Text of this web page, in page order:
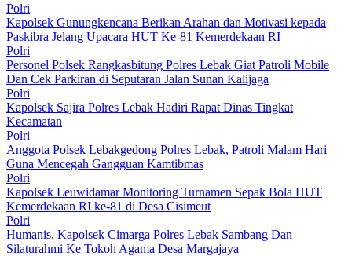
Polri
‎Kapolsek Gunungkencana Berikan Arahan dan Motivasi kepada
Paskibra Jelang Upacara HUT Ke-81 Kemerdekaan RI
Polri
Personel Polsek Rangkasbitung Polres Lebak Giat Patroli Mobile
Dan Cek Parkiran di Seputaran Jalan Sunan Kalijaga
Polri
Kapolsek Sajira Polres Lebak Hadiri Rapat Dinas Tingkat
Kecamatan
Polri
Anggota Polsek Lebakgedong Polres Lebak, Patroli Malam Hari
Guna Mencegah Gangguan Kamtibmas
Polri
Kapolsek Leuwidamar Monitoring Turnamen Sepak Bola HUT
Kemerdekaan RI ke-81 di Desa Cisimeut
Polri
Humanis, Kapolsek Cimarga Polres Lebak Sambang Dan
Silaturahmi Ke Tokoh Agama Desa Margajaya